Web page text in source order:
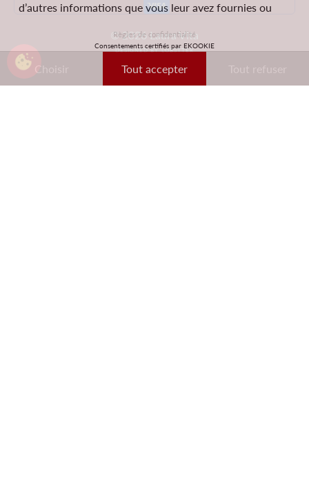
© 2026 Laura Vita
DESIGNED BY LOBSTTER
d’autres informations que vous leur avez fournies ou
Ces données peuvent notamment être utilisées à des
fins de personnalisation des annonces. Vous pouvez
Règles de confidentialité
Consentements certifiés par EKOOKIE
Choisir Tout accepter